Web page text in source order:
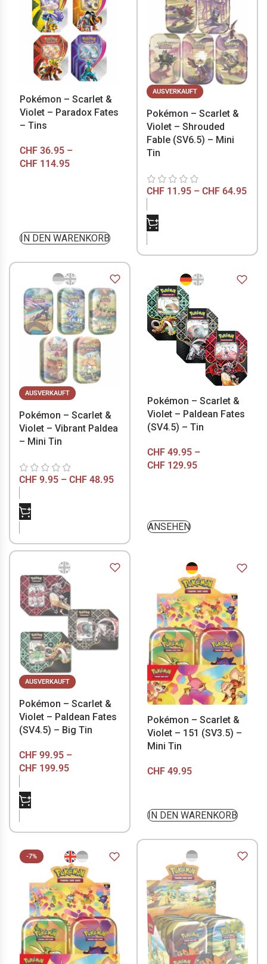
Pokémon – Scarlet &
Violet – Paradox Fates
– Tins
CHF 36.95 –
CHF 114.95
IN DEN WARENKORB
AUSVERKAUFT
Pokémon – Scarlet &
Violet – Shrouded
Fable (SV6.5) – Mini
Tin
CHF11.95 – CHF64.95
AUSVERKAUFT
Pokémon – Scarlet &
Violet – Vibrant Paldea
– Mini Tin
CHF 9.95 – CHF 48.95
Pokémon – Scarlet &
Violet – Paldean Fates
(SV4.5) – Tin
CHF49.95 –
CHF129.95
ANSEHEN
AUSVERKAUFT
Pokémon – Scarlet &
Violet – Paldean Fates
(SV4.5) – Big Tin
CHF 99.95 –
CHF 199.95
Pokémon – Scarlet &
Violet – 151 (SV3.5) –
Mini Tin
CHF49.95
IN DEN WARENKORB
-7%